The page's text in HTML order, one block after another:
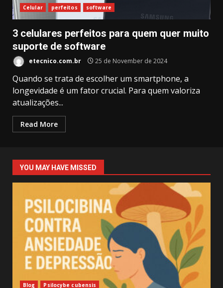
Celular perfeitos software
3 celulares perfeitos para quem quer muito
suporte de software
etecnico.com.br 25 de November de 2024
Quando se trata de escolher um smartphone, a
longevidade é um fator crucial. Para quem valoriza
atualizações...
Read More
YOU MAY HAVE MISSED
Blog Psilocybe cubensis